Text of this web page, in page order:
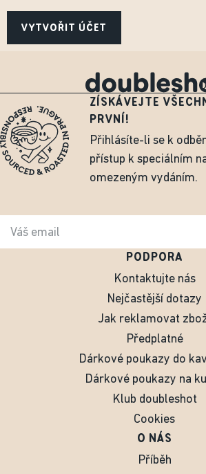
VYTVOŘIT ÚČET
ZÍSKÁVEJTE
PRVNÍ!
Přihlásíte-li se k
přístup k speciálním
omezeným vydáním.
PODPORA
Kontaktujte nás
Nejčastější dotazy
Jak reklamovat
Předplatné
Dárkové poukazy do
Dárkové poukazy na
Klub doubleshot
Cookies
O NÁS
Příběh